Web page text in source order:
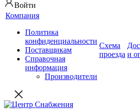
Войти
Компания
Политика
конфиденциальности
Поставщикам
Справочная
информация
Производители
Схема
проезда и